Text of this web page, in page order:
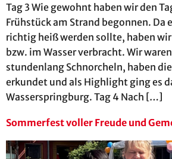
Tag 3 Wie gewohnt haben wir den
Frühstück am Strand begonnen. Da
richtig heiß werden sollte, haben wir
bzw. im Wasser verbracht. Wir
stundenlang Schnorcheln, haben
erkundet und als Highlight ging es
Wasserspringburg. Tag 4 Nach […]
Sommerfest voller Freude und